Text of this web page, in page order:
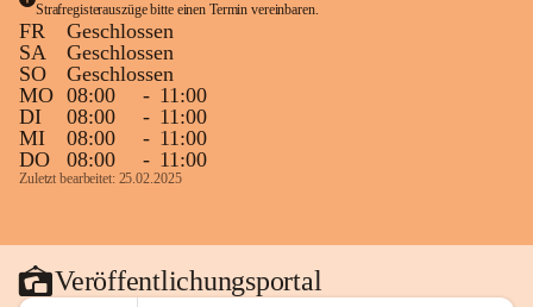
Strafregisterauszüge bitte einen Termin vereinbaren.
FR
Geschlossen
SA
Geschlossen
SO
Geschlossen
MO 08:00 - 11:00
DI
08:00 - 11:00
MI
08:00 - 11:00
DO
08:00 - 11:00
Zuletzt bearbeitet: 25.02.2025
Veröffentlichungsportal